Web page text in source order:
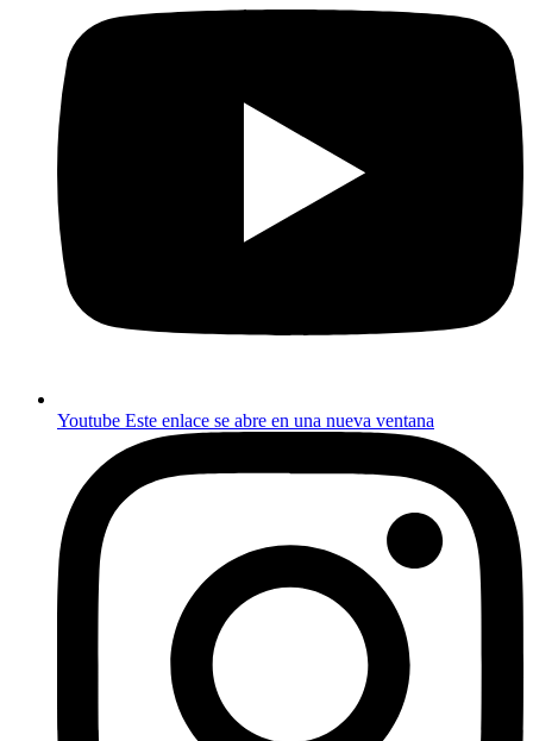
Youtube Este enlace se abre en una nueva ventana